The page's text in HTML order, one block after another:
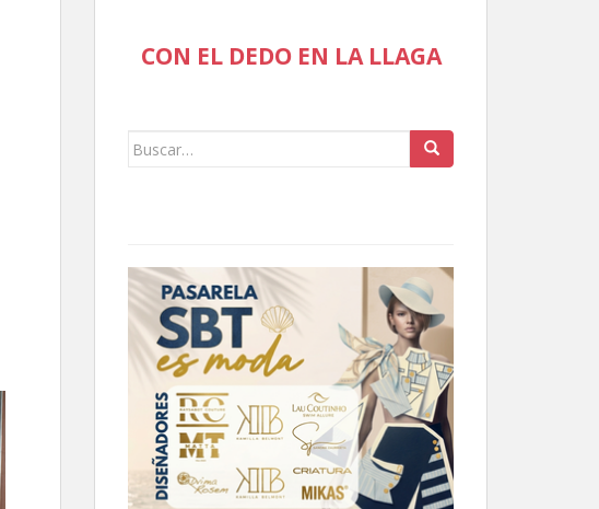
CON EL DEDO EN LA LLAGA
Buscar: